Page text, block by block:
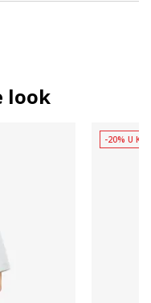
look
-20% U